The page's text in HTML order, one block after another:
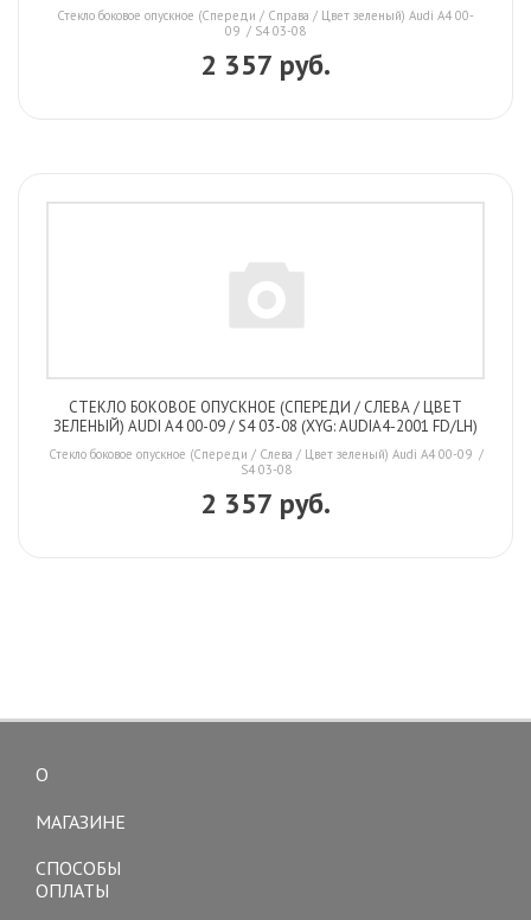
Стекло боковое опускное (Спереди / Справа / Цвет зеленый) Audi A4 00-
09 / S4 03-08
2 357 руб.
СТЕКЛО БОКОВОЕ ОПУСКНОЕ (СПЕРЕДИ / СЛЕВА / ЦВЕТ
ЗЕЛЕНЫЙ) AUDI A4 00-09 / S4 03-08 (XYG: AUDIA4-2001 FD/LH)
Стекло боковое опускное (Спереди / Слева / Цвет зеленый) Audi A4 00-09 /
S4 03-08
2 357 руб.
О
МАГАЗИНЕ
СПОСОБЫ
ОПЛАТЫ